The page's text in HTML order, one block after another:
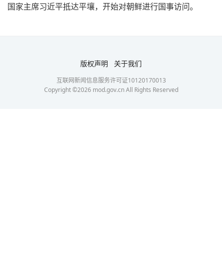
国家主席习近平抵达平壤，开始对朝鲜进行国事访问。
版权声明 关于我们
互联网新闻信息服务许可证10120170013
Copyright ©2026mod.gov.cn All Rights Reserved